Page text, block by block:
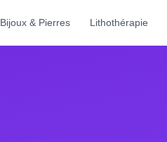
Bijoux & Pierres Lithothérapie